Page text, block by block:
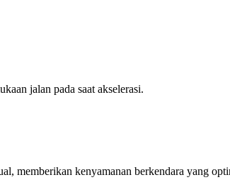
jalan pada saat akselerasi.
memberikan kenyamanan berkendara yang